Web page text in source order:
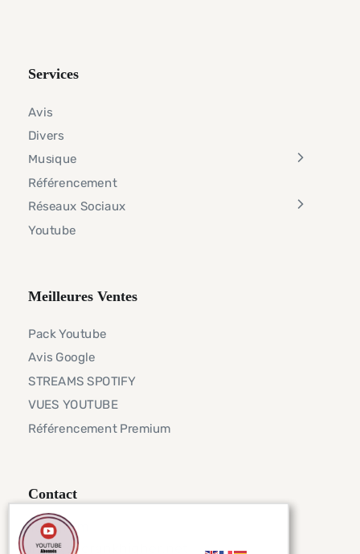
Services
Avis
Divers
Musique
Référencement
Réseaux Sociaux
Youtube
Meilleures Ventes
Pack Youtube
Avis Google
STREAMS SPOTIFY
VUES YOUTUBE
Référencement Premium
Contact
Telegram
info@seorankhigher.net